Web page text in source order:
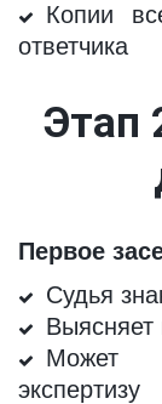
Копии
ответчика
Этап
Первое
Судья
Выясняет
Может
экспертизу